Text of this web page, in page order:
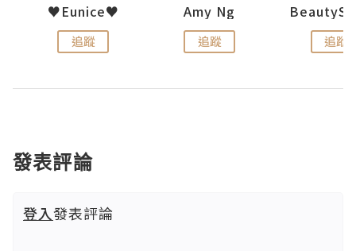
♥Eunice♥
追蹤
Amy Ng
追蹤 追蹤
發表評論
登入發表評論